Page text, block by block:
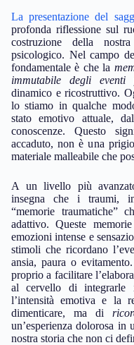
La presentazione del
profonda riflessione sul
costruzione della
psicologico. Nel campo
fondamentale è che la
immutabile degli eventi
dinamico e ricostruttivo.
lo stiamo in qualche
stato emotivo attuale,
conoscenze. Questo
accaduto, non è una
materiale malleabile che
A un livello più
insegna che i traumi,
“memorie traumatiche”
adattivo. Queste
emozioni intense e
stimoli che ricordano
ansia, paura o
proprio a facilitare
al cervello di integrarle
l’intensità emotiva e la
dimenticare, ma di
un’esperienza dolorosa in
nostra storia che non ci